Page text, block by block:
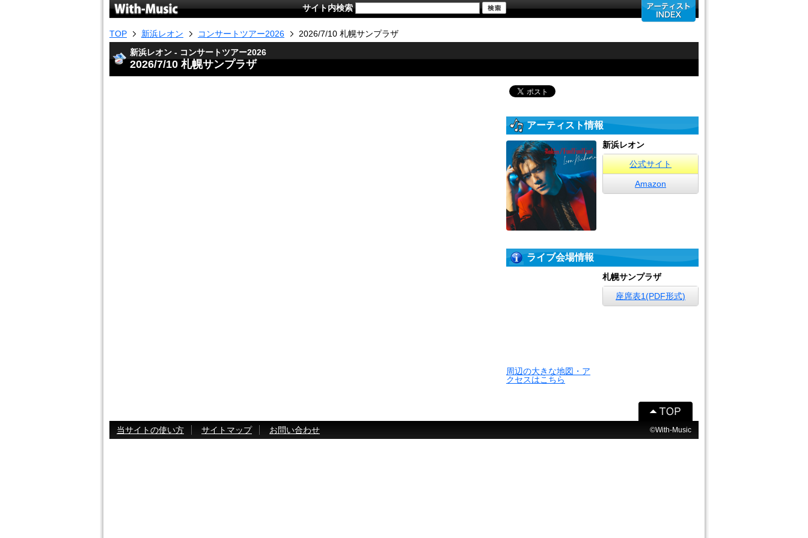
サイト内検索
TOP 新浜レオン コンサートツアー2026
2026/7/10 札幌サンプラザ
新浜レオン - コンサートツアー2026
2026/7/10 札幌サンプラザ
アーティスト情報
新浜レオン
公式サイト
Amazon
ライブ会場情報
周辺の大きな地図・ア
クセスはこちら
札幌サンプラザ
座席表1(PDF形式)
当サイトの使い方 サイトマップ お問い合わせ ©With-Music